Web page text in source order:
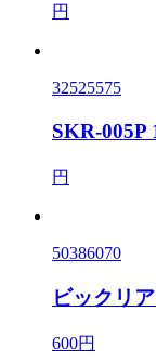
円
32525575
SKR-005P
円
50386070
ビックリ
600円